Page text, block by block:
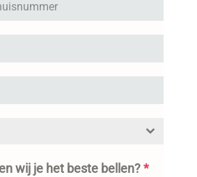
wij je het beste bellen?*